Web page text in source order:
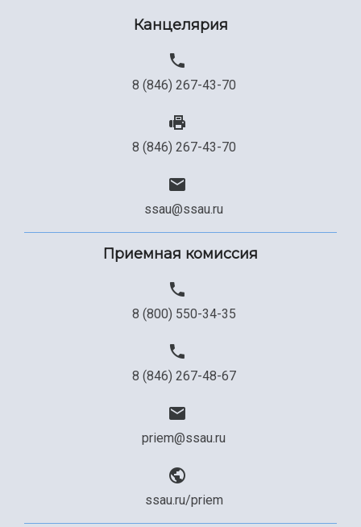
Канцелярия
8 (846) 267-43-70
8 (846) 267-43-70
ssau@ssau.ru
Приемная комиссия
8 (800) 550-34-35
8 (846) 267-48-67
priem@ssau.ru
ssau.ru/priem